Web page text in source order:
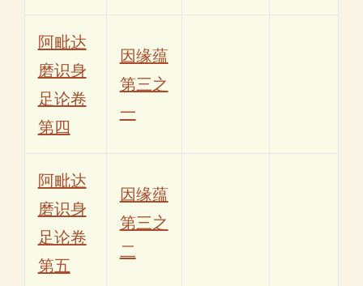
阿毗达
磨识身
足论卷
第四
因缘蕴
第三之
一
阿毗达
磨识身
足论卷
第五
因缘蕴
第三之
二